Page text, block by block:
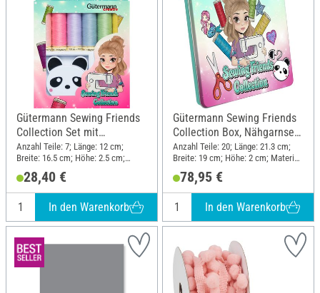
Gütermann Sewing Friends
Collection Set mit
Rollmaßband Panda
Anzahl Teile: 7; Länge: 12 cm;
Breite: 16.5 cm; Höhe: 2.5 cm;
Kunststoff
28,40 €
In den Warenkorb
Gütermann Sewing Friends
Collection Box, Nähgarnset
15 x 100 m, inkl. Zugehör
Anzahl Teile: 20; Länge: 21.3 cm;
Breite: 19 cm; Höhe: 2 cm; Material:
78,95 €
In den Warenkorb